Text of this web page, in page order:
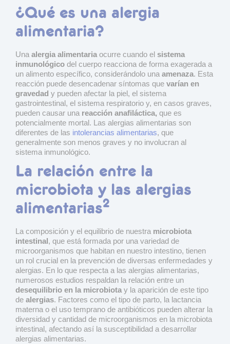
¿Qué es una alergia
alimentaria?
Una alergia alimentaria ocurre cuando el sistema
inmunológico del cuerpo reacciona de forma exagerada a
un alimento específico, considerándolo una amenaza. Esta
reacción puede desencadenar síntomas que varían en
gravedad y pueden afectar la piel, el sistema
gastrointestinal, el sistema respiratorio y, en casos graves,
pueden causar una reacción anafiláctica, que es
potencialmente mortal. Las alergias alimentarias son
diferentes de las intolerancias alimentarias, que
generalmente son menos graves y no involucran al
sistema inmunológico.
La relación entre la
microbiota y las alergias
alimentarias2
La composición y el equilibrio de nuestra microbiota
intestinal, que está formada por una variedad de
microorganismos que habitan en nuestro intestino, tienen
un rol crucial en la prevención de diversas enfermedades y
alergias. En lo que respecta a las alergias alimentarias,
numerosos estudios respaldan la relación entre un
desequilibrio en la microbiota y la aparición de este tipo
de alergias. Factores como el tipo de parto, la lactancia
materna o el uso temprano de antibióticos pueden alterar la
diversidad y cantidad de microorganismos en la microbiota
intestinal, afectando así la susceptibilidad a desarrollar
alergias alimentarias.